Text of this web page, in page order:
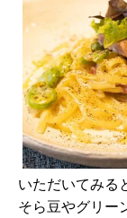
いただいてみる
そら豆やグリー